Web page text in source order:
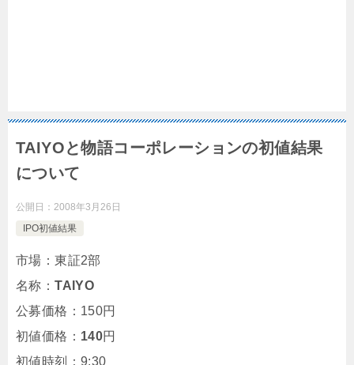
TAIYOと物語コーポレーションの初値結果
について
公開日： 2008年3月26日
IPO初値結果
市場：東証2部
名称：TAIYO
公募価格：150円
初値価格： 140円
初値時刻：9:30